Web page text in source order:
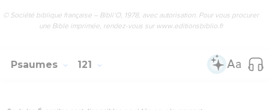
© Société biblique française – Bibli’O, 1978, avec autorisation. Pour vous procurer
une Bible imprimée, rendez-vous sur www.editionsbiblio.fr
Psaumes 121